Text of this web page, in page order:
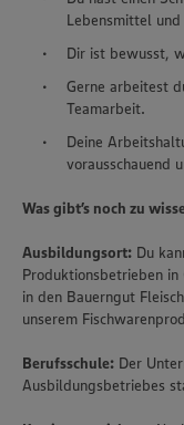
Lebensmittel
Dir ist bewusst,
Gerne arbeitest
Teamarbeit.
Deine
vorausschauend
Was gibt’s noch zu
Ausbildungsort: Du
Produktionsbetrieben
in den Bauerngut
unserem
Berufsschule: Der
Ausbildungsbetriebes